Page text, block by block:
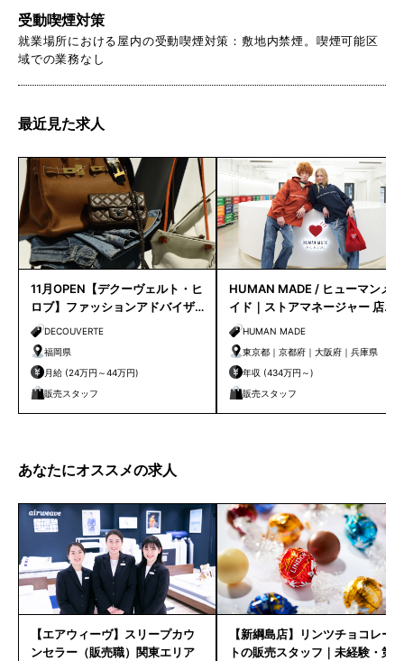
受動喫煙対策
就業場所における屋内の受動喫煙対策：敷地内禁煙。喫煙可能区
域での業務なし
最近見た求人
11月OPEN【デクーヴェルト・ヒ
ロブ】ファッションアドバイザ
ー｜天神店
DECOUVERTE
福岡県
月給 (24万円～44万円)
販売スタッフ
HUMAN MADE / ヒューマンメ
イド｜ストアマネージャー 店長
候補HUMAN MADE
東京都｜京都府｜大阪府｜兵庫県
年収 (434万円～)
販売スタッフ
あなたにオススメの求人
【エアウィーヴ】スリープカウ
ンセラー（販売職）関東エリア
【新綱島店】リンツチョコレー
トの販売スタッフ｜未経験・第